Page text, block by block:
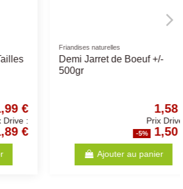
Friandises naturelles
Rouleau à Mâcher 10cm -
Différents Gouts
0,41 €
Prix Drive :
0,39 €
Ajouter au panier